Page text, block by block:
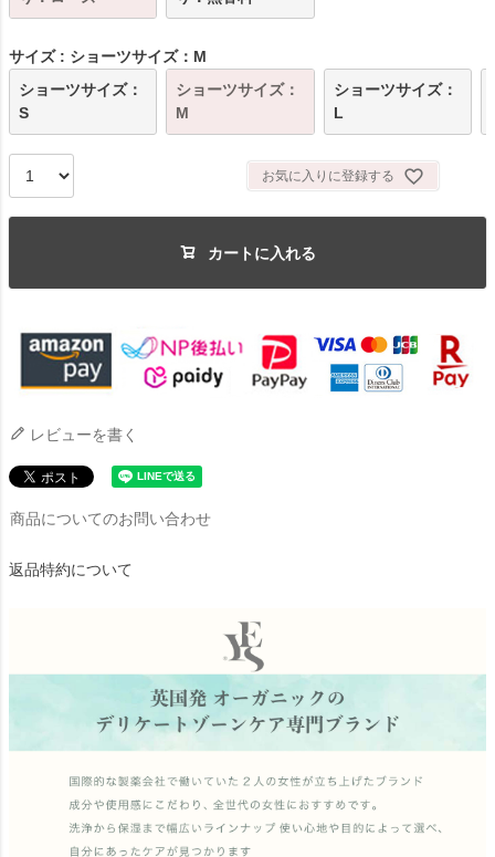
サイズ
ショーツサイズ：M
ショーツサイズ：
S
ショーツサイズ：
M
ショーツサイズ：
L
お気に入りに登録する
カートに入れる
レビューを書く
商品についてのお問い合わせ
返品特約について